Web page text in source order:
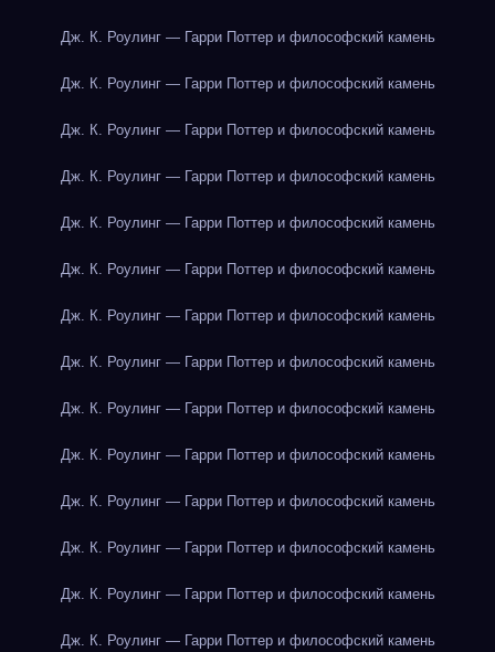
Дж. К. Роулинг — Гарри Поттер и философский камень
Дж. К. Роулинг — Гарри Поттер и философский камень
Дж. К. Роулинг — Гарри Поттер и философский камень
Дж. К. Роулинг — Гарри Поттер и философский камень
Дж. К. Роулинг — Гарри Поттер и философский камень
Дж. К. Роулинг — Гарри Поттер и философский камень
Дж. К. Роулинг — Гарри Поттер и философский камень
Дж. К. Роулинг — Гарри Поттер и философский камень
Дж. К. Роулинг — Гарри Поттер и философский камень
Дж. К. Роулинг — Гарри Поттер и философский камень
Дж. К. Роулинг — Гарри Поттер и философский камень
Дж. К. Роулинг — Гарри Поттер и философский камень
Дж. К. Роулинг — Гарри Поттер и философский камень
Дж. К. Роулинг — Гарри Поттер и философский камень